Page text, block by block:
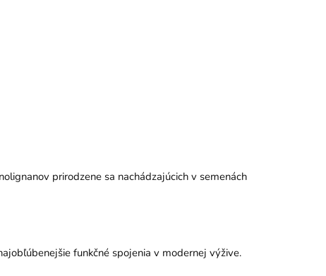
prirodzene sa nachádzajúcich v semenách
funkčné spojenia v modernej výžive.